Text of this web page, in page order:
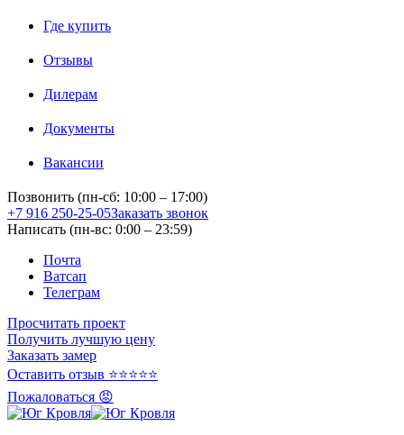
Где купить
Отзывы
Дилерам
Документы
Вакансии
Позвонить (пн-сб: 10:00 – 17:00)
+7 916 250-25-05Заказать звонок
Написать (пн-вс: 0:00 – 23:59)
Почта
Ватсап
Телеграм
Просчитать проект
Получить лучшую цену
Заказать замер
Оставить отзыв ⭐⭐⭐⭐⭐
Пожаловаться 😡